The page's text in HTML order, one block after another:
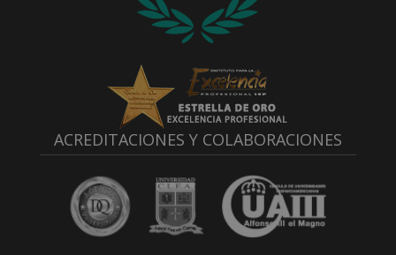
ACREDITACIONES Y COLABORACIONES